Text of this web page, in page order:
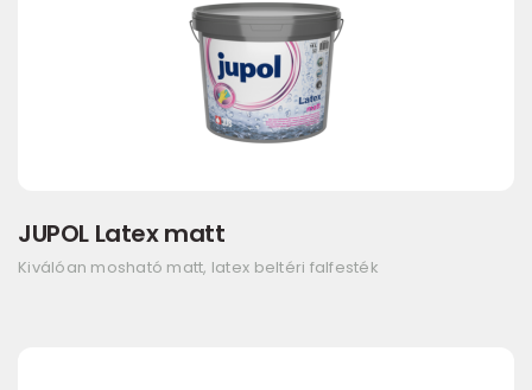
JUPOL Latex matt
Kiválóan mosható matt, latex beltéri falfesték